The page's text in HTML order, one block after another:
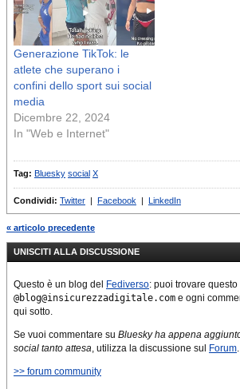
Generazione TikTok: le
atlete che superano i
confini dello sport sui social
media
Dicembre 22, 2024
In "Web e Internet"
Tag: Bluesky social X
Condividi: Twitter | Facebook | LinkedIn
« articolo precedente
UNISCITI ALLA DISCUSSIONE
Questo è un blog del Fediverso: puoi trovare
@blog@insicurezzadigitale.com e ogni
qui sotto.
Se vuoi commentare su Bluesky ha appena
social tanto attesa, utilizza la discussione sul Forum.
>> forum community